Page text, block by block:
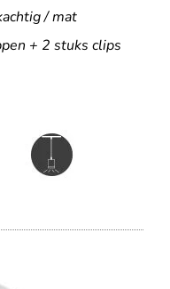
/ mat
+ 2 stuks clips